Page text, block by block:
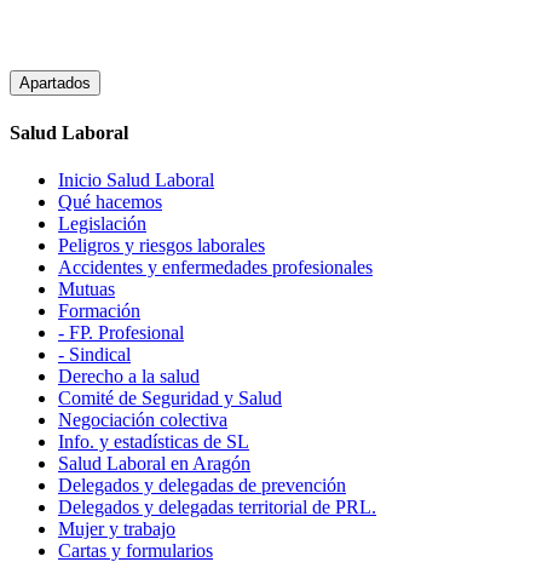
Apartados
Salud Laboral
Inicio Salud Laboral
Qué hacemos
Legislación
Peligros y riesgos laborales
Accidentes y enfermedades profesionales
Mutuas
Formación
- FP. Profesional
- Sindical
Derecho a la salud
Comité de Seguridad y Salud
Negociación colectiva
Info. y estadísticas de SL
Salud Laboral en Aragón
Delegados y delegadas de prevención
Delegados y delegadas territorial de PRL.
Mujer y trabajo
Cartas y formularios